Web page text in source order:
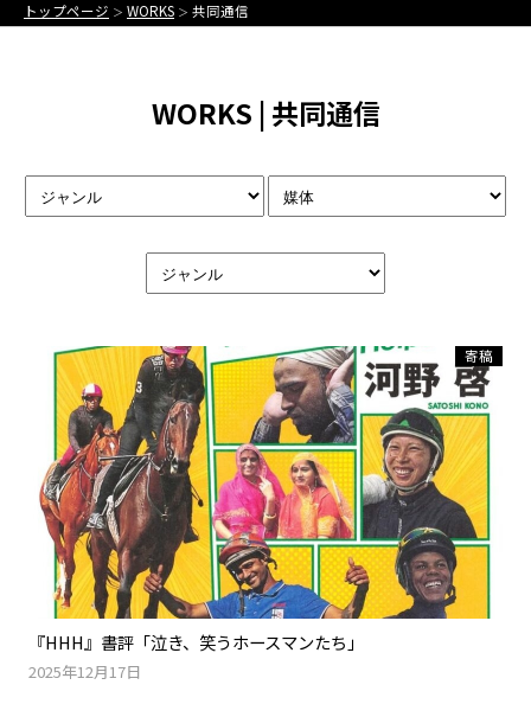
トップページ ＞ WORKS ＞ 共同通信
WORKS | 共同通信
『HHH』書評「泣き、笑うホースマンたち」
2025年12月17日
寄稿